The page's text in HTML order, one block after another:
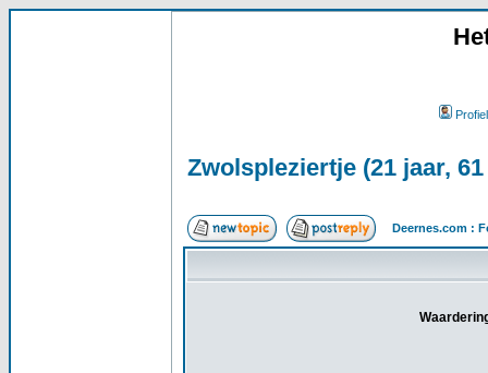
Profiel
Zwolspleziertje (21 jaar,
Deernes.com :